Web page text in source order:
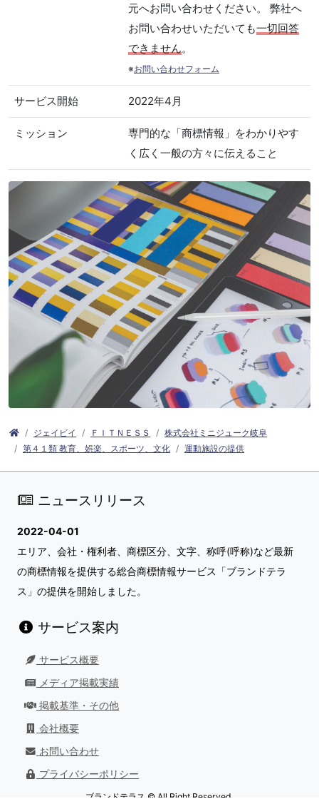
元へお問い合わせください。 弊社へ
お問い合わせいただいても一切回答
できません。
※お問い合わせフォーム
サービス開始 2022年4月
ミッション
専門的な「商標情報」をわかりやす
く広く一般の方々に伝えること
ジェイビイ ＦＩＴＮＥＳＳ
株式会社ミニジューク岐阜
第４１類 教育、娯楽、スポーツ、文化
運動施設の提供
ニュースリリース
2022-04-01
エリア、会社・権利者、商標区分、文字、称呼(呼称)など最新
の商標情報を提供する総合商標情報サービス「ブランドテラ
ス」の提供を開始しました。
サービス案内
サービス概要
メディア掲載実績
掲載基準・その他
会社概要
お問い合わせ
プライバシーポリシー
ブランドテラス © All Right Reserved.